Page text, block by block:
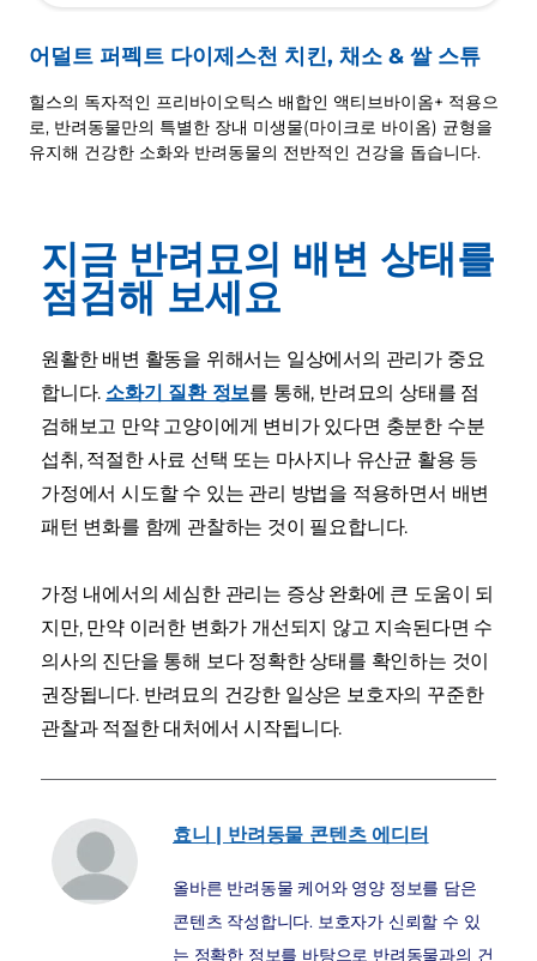
어덜트 퍼펙트 다이제스천 치킨, 채소 & 쌀 스튜
힐스의 독자적인 프리바이오틱스 배합인 액티브바이옴+ 적용으
로, 반려동물만의 특별한 장내 미생물(마이크로 바이옴) 균형을
유지해 건강한 소화와 반려동물의 전반적인 건강을 돕습니다.
지금 반려묘의 배변 상태를
점검해 보세요
원활한 배변 활동을 위해서는 일상에서의 관리가 중요
합니다. 소화기 질환 정보를 통해, 반려묘의 상태를 점
검해보고 만약 고양이에게 변비가 있다면 충분한 수분
섭취, 적절한 사료 선택 또는 마사지나 유산균 활용 등
가정에서 시도할 수 있는 관리 방법을 적용하면서 배변
패턴 변화를 함께 관찰하는 것이 필요합니다.
가정 내에서의 세심한 관리는 증상 완화에 큰 도움이 되
지만, 만약 이러한 변화가 개선되지 않고 지속된다면 수
의사의 진단을 통해 보다 정확한 상태를 확인하는 것이
권장됩니다. 반려묘의 건강한 일상은 보호자의 꾸준한
관찰과 적절한 대처에서 시작됩니다.
효니 | 반려동물 콘텐츠 에디터
올바른 반려동물 케어와 영양 정보를 담은
콘텐츠 작성합니다. 보호자가 신뢰할 수 있
는 정확한 정보를 바탕으로 반려동물과의 건